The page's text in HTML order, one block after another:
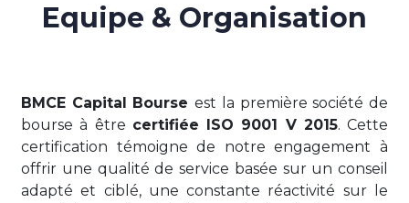
Equipe & Organisation
BMCE Capital Bourseest la première société de
bourse à être certifiée ISO 9001 V 2015. Cette
certification témoigne de notre engagement à
offrir une qualité de service basée sur un conseil
adapté et ciblé, une constante réactivité sur le